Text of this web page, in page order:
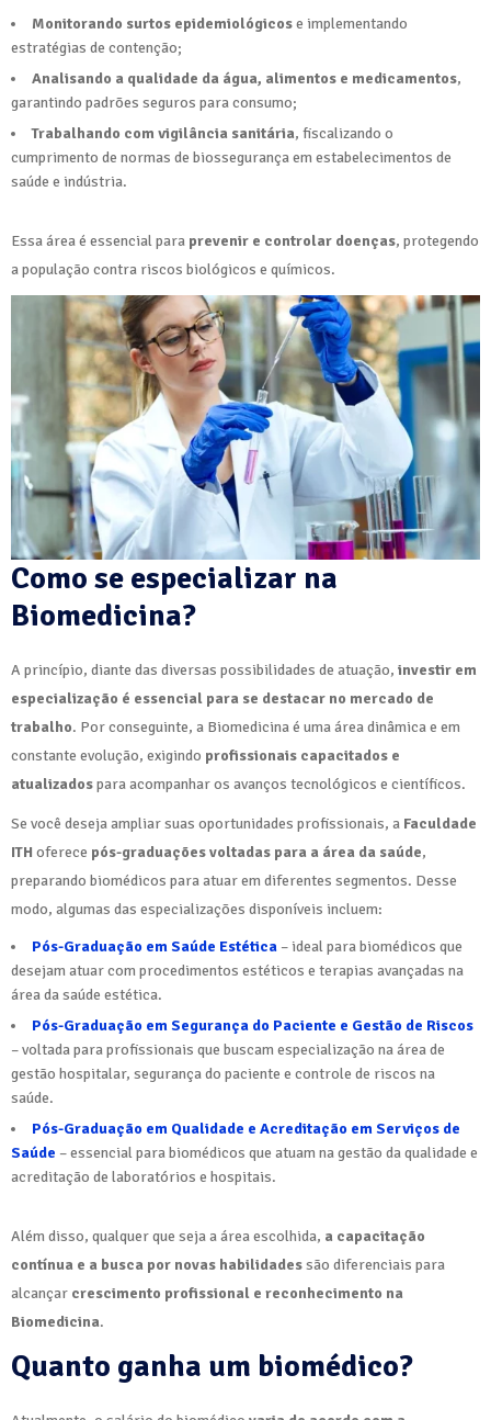
Monitorando surtos epidemiológicose implementando
estratégias de contenção;
Analisando a qualidade da água, alimentos e medicamentos,
garantindo padrões seguros para consumo;
Trabalhando com vigilância sanitária, fiscalizando o
cumprimento de normas de biossegurança em estabelecimentos de
saúde e indústria.
Essa área é essencial para prevenir e controlar doenças, protegendo
a população contra riscos biológicos e químicos.
Como se especializar na
Biomedicina?
A princípio, diante das diversas possibilidades de atuação, investir em
especialização é essencial para se destacar no mercado de
trabalho. Por conseguinte, a Biomedicina é uma área dinâmica e em
constante evolução, exigindo profissionais capacitados e
atualizadospara acompanhar os avanços tecnológicos e científicos.
Se você deseja ampliar suas oportunidades profissionais, a Faculdade
ITH oferece pós-graduações voltadas para a área da saúde,
preparando biomédicos para atuar em diferentes segmentos. Desse
modo, algumas das especializações disponíveis incluem:
Pós-Graduação em Saúde Estética – ideal para biomédicos que
desejam atuar com procedimentos estéticos e terapias avançadas na
área da saúde estética.
Pós-Graduação em Segurança do Paciente e Gestão de Riscos
– voltada para profissionais que buscam especialização na área de
gestão hospitalar, segurança do paciente e controle de riscos na
saúde.
Pós-Graduação em Qualidade e Acreditação em Serviços de
Saúde – essencial para biomédicos que atuam na gestão da qualidade e
acreditação de laboratórios e hospitais.
Além disso, qualquer que seja a área escolhida, a capacitação
contínua e a busca por novas habilidadessão diferenciais para
alcançar crescimento profissional e reconhecimento na
Biomedicina.
Quanto ganha um biomédico?